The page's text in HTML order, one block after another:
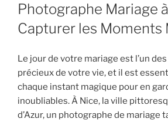
Photographe Mariage
Capturer les Moments
Le jour de votre mariage est l’un
précieux de votre vie, et il est
chaque instant magique pour en
inoubliables. À Nice, la ville
d’Azur, un photographe de mariage